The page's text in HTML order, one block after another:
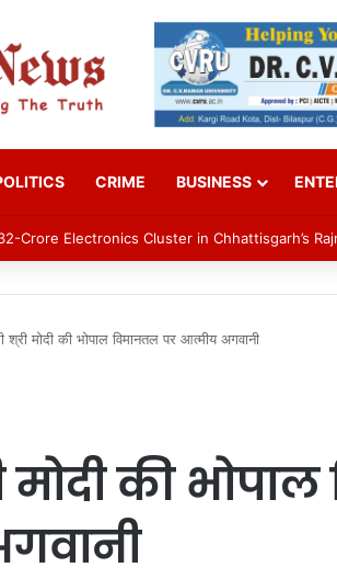
CRIME BUSINESS
Crore Electronics Cluster in Chhattisgarh’s
श्री मोदी की भोपाल विमानतल पर आत्मीय अगवानी
मोदी की